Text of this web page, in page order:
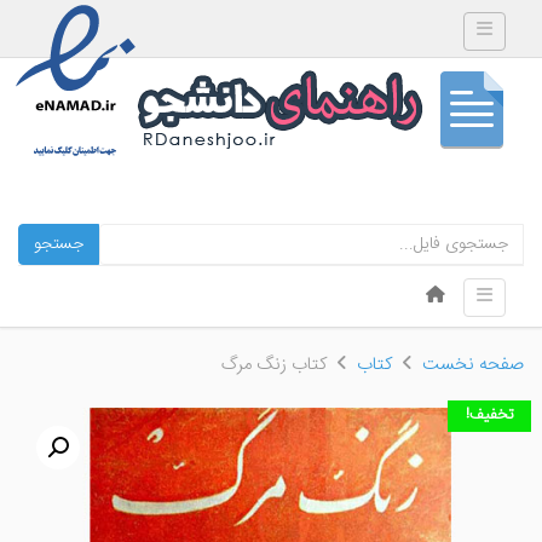
Toggle navigation
جستجو
Menu
Skip to content
Toggle navigation
صفحه نخست کتاب کتاب زنگ مرگ
تخفیف!